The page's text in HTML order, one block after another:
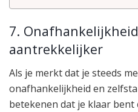
7.
aantrekkelijker
Als je merkt dat je steeds
onafhankelijkheid en
betekenen dat je klaar bent